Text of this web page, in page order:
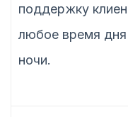
поддержку
любое время дня
ночи.